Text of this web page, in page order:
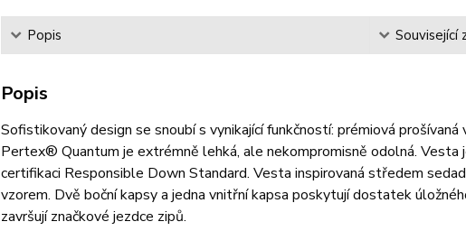
Popis Související
Popis
Sofistikovaný design se snoubí s vynikající funkčností: prémiová
Pertex® Quantum je extrémně lehká, ale nekompromisně odolná.
certifikaci Responsible Down Standard. Vesta inspirovaná středem
vzorem. Dvě boční kapsy a jedna vnitřní kapsa poskytují dostatek
završují značkové jezdce zipů.